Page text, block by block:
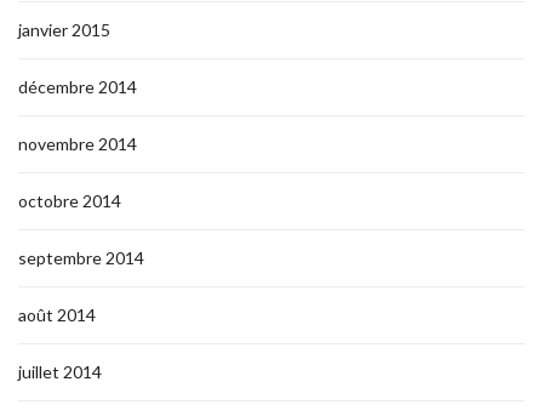
janvier 2015
décembre 2014
novembre 2014
octobre 2014
septembre 2014
août 2014
juillet 2014